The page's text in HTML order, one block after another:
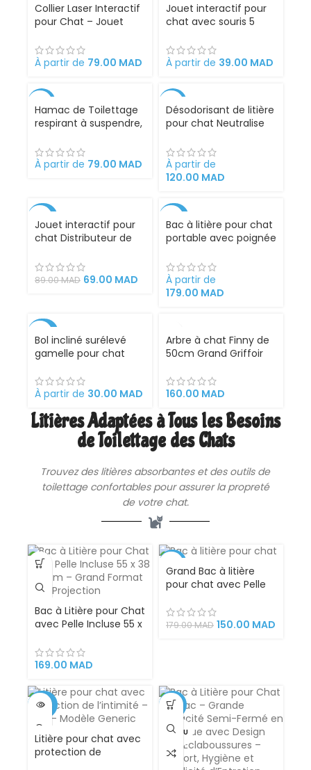
Collier Laser Interactif
pour Chat – Jouet
Faisceau Lumineux
pour Stimulation et
À partir de 79.00 MAD
Jouet interactif pour
chat avec souris 5
À partir de 39.00 MAD
Hamac de Toilettage
respirant à suspendre,
Petits Chiens – Coupe
Griffes et Toilettage
À partir de 79.00 MAD
Désodorisant de litière
pour chat Neutralise
désagréables Prolonge
l’efficacité parfumer
20 kg de litière
À partir de
120.00 MAD
Jouet interactif pour
chat Distributeur de
croquettes
89.00MAD 69.00 MAD
VENDU
Bac à litière pour chat
portable avec poignée
détachable
À partir de
179.00 MAD
Bol incliné surélevé
gamelle pour chat
À partir de 30.00 MAD
Arbre à chat Finny de
50cm Grand Griffoir
160.00 MAD
Litières Adaptées à Tous les Besoins
de Toilettage des Chats
Trouvez des litièresabsorbantes et des outils de
toilettage confortables pour assurer la propreté
de votre chat.
Bac à Litière pour Chat
avec Pelle Incluse 55 x
Format Anti-
Projection
169.00 MAD
VENDU
Grand Bac à litière
pour chat avec Pelle
179.00MAD 150.00 MAD
-20%
Litière pour chat avec
protection de
-21%
VENDU